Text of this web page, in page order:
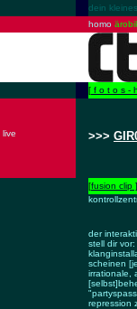
dein
homo
[ f o t o s -
live
>>>
[fusion clip ]
der
stell dir
scheinen
irrationale,
repression